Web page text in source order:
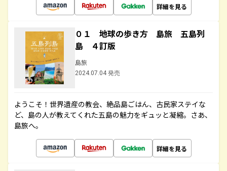
詳細を見る
０１ 地球の歩き方 島旅 五島列
島 ４訂版
島旅
2024.07.04 発売
ようこそ！世界遺産の教会、絶品島ごはん、古民家ステイな
ど、島の人が教えてくれた五島の魅力をギュッと凝縮。さあ、
島旅へ。
詳細を見る